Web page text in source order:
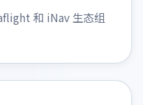
和 iNav 生态组